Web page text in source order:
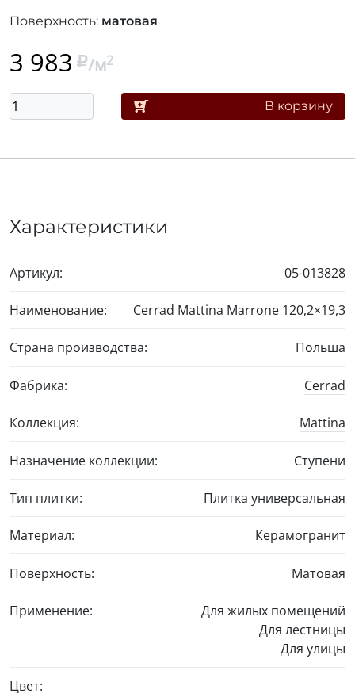
Поверхность: матовая
3 983 /м2
В корзину
Характеристики
Артикул: 05-013828
Наименование: Cerrad Mattina Marrone 120,2×19,3
Страна производства: Польша
Фабрика: Cerrad
Коллекция: Mattina
Назначение коллекции: Ступени
Тип плитки: Плитка универсальная
Материал: Керамогранит
Поверхность: Матовая
Применение:
Для жилых помещений
Для лестницы
Для улицы
Цвет: